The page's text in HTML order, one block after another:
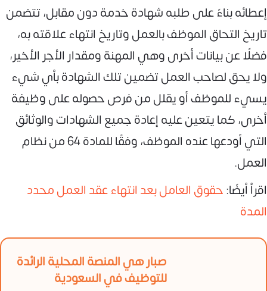
إعطائه بناءً على طلبه شهادة خدمة دون مقابل، تتضمن
تاريخ التحاق الموظف بالعمل وتاريخ انتهاء علاقته به،
فضلًا عن بيانات أخرى وهي المهنة ومقدار الأجر الأخير،
ولا يحق لصاحب العمل تضمين تلك الشهادة بأي شيء
يسيء للموظف أو يقلل من فرص حصوله على وظيفة
أخرى، كما يتعين عليه إعادة جميع الشهادات والوثائق
التي أودعها عنده الموظف، وفقًا للمادة 64 من نظام
العمل.
اقرأ أيضًا:حقوق العامل بعد انتهاء عقد العمل محدد
المدة
صبار هي المنصة المحلية الرائدة
للتوظيف في السعودية